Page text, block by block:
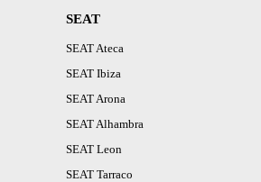
SEAT
SEAT Ateca
SEAT Ibiza
SEAT Arona
SEAT Alhambra
SEAT Leon
SEAT Tarraco